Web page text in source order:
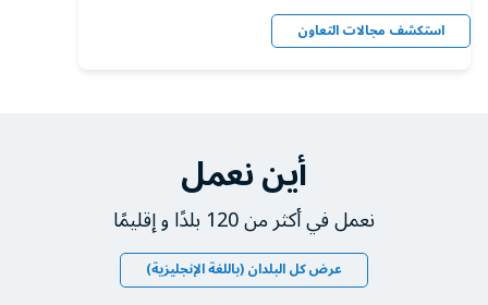
استكشف مجالات التعاون
أين نعمل
نعمل في أكثر من 120 بلدًا و إقليمًا
عرض كل البلدان (باللغة الإنجليزية)